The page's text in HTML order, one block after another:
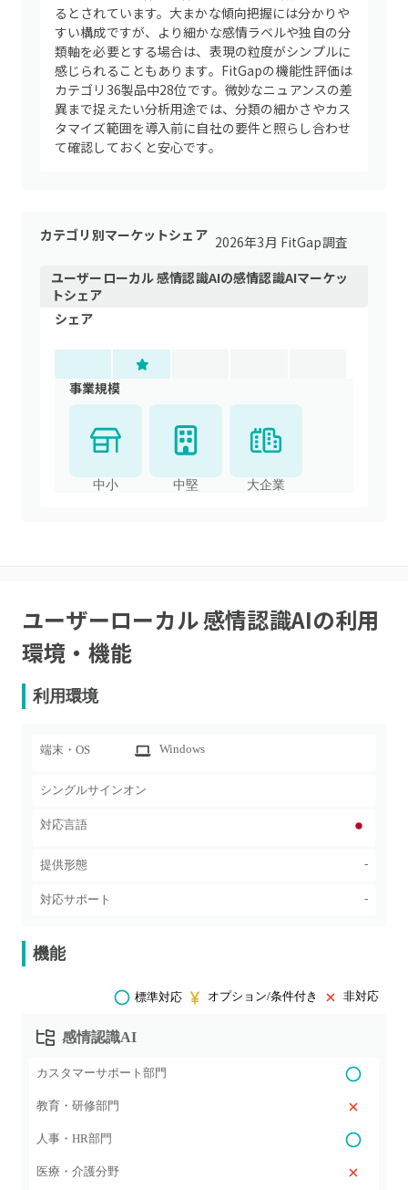
るとされています。大まかな傾向把握には分かりや
すい構成ですが、より細かな感情ラベルや独自の分
類軸を必要とする場合は、表現の粒度がシンプルに
感じられることもあります。FitGapの機能性評価は
カテゴリ36製品中28位です。微妙なニュアンスの差
異まで捉えたい分析用途では、分類の細かさやカス
タマイズ範囲を導入前に自社の要件と照らし合わせ
て確認しておくと安心です。
カテゴリ別マーケットシェア 2026年3月 FitGap調査
ユーザーローカル 感情認識AIの感情認識AIマーケッ
トシェア
シェア
事業規模
中小 中堅 大企業
ユーザーローカル 感情認識AIの利用
環境・機能
利用環境
端末・OS Windows
シングルサインオン
対応言語
提供形態 -
対応サポート -
機能
標準対応 オプション/条件付き 非対応
感情認識AI
カスタマーサポート部門
教育・研修部門
人事・HR部門
医療・介護分野